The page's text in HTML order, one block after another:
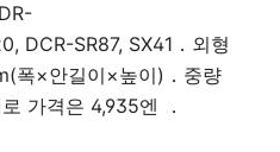
DCR-SR87, SX41．외형
폭×안길이×높이)．중량
가격은 4,935엔 ．